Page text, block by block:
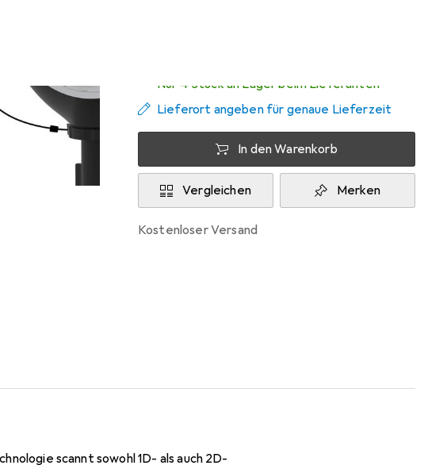
Nur 4 Stück an Lager beim Lieferanten
Lieferort angeben für genaue Lieferzeit
In den Warenkorb
Vergleichen Merken
kostenloser Versand
scannt sowohl 1D- als auch 2D-